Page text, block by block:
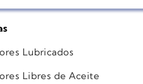
Lubricados
Libres de Aceite